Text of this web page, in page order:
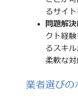
るサイト
問題解
クト経
るスキル
柔軟な対
業者選びの